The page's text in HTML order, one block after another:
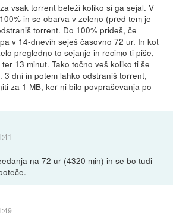
vsak torrent beleži koliko si ga sejal. V
in se obarva v zeleno (pred tem je
torrent. Do 100% prideš, če
v 14-dnevih seješ časovno 72 ur. In kot
pregledno to sejanje in recimo ti piše,
13 minut. Tako točno veš koliko ti še
3 dni in potem lahko odstraniš torrent,
za 1 MB, ker ni bilo povpraševanja po
na 72 ur (4320 min) in se bo tudi